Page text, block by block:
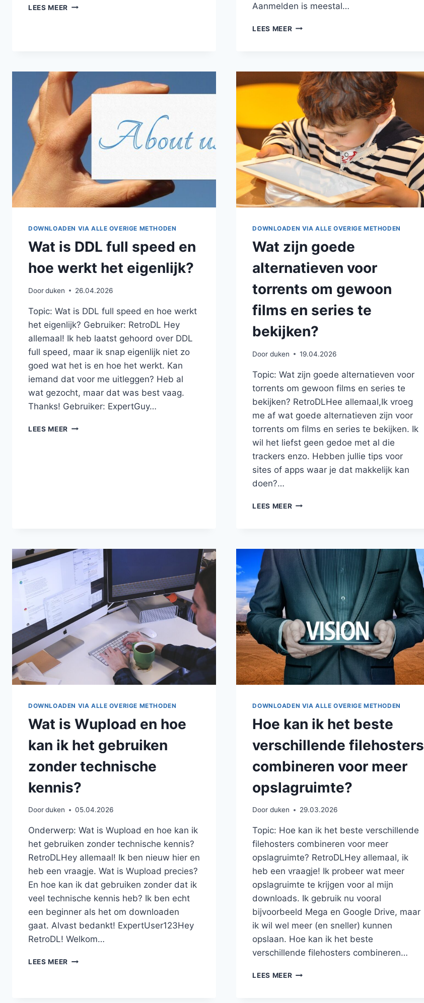
LEES MEER IS
HET
DOWNLOADEN
VAN
WAREZ?
Aanmelden is meestal…
LEES MEERHOE
OP
EEN
FORUM
EN
WAT
HEB
IK
DAARVOOR
NODIG?
DOWNLOADEN VIA ALLE OVERIGE METHODEN
Wat is DDL full speed en
hoe werkt het eigenlijk?
Doorduken 26.04.2026
Topic: Wat is DDL full speed en hoe werkt
het eigenlijk? Gebruiker: RetroDL Hey
allemaal! Ik heb laatst gehoord over DDL
full speed, maar ik snap eigenlijk niet zo
goed wat het is en hoe het werkt. Kan
iemand dat voor me uitleggen? Heb al
wat gezocht, maar dat was best vaag.
Thanks! Gebruiker: ExpertGuy…
LEES MEER WAT
DOWNLOADEN VIA ALLE OVERIGE METHODEN
Wat zijn goede
alternatieven voor
torrents om gewoon
films en series te
bekijken?
Door duken 19.04.2026
Topic: Wat zijn goede alternatieven voor
torrents om gewoon films en series te
bekijken? RetroDLHee allemaal,Ik vroeg
me af wat goede alternatieven zijn voor
torrents om films en series te bekijken. Ik
wil het liefst geen gedoe met al die
trackers enzo. Hebben jullie tips voor
sites of apps waar je dat makkelijk kan
doen?…
LEES MEERWAT
TORRENTS
OM
GEWOON
FILMS
TE
BEKIJKEN?
DOWNLOADEN VIA ALLE OVERIGE METHODEN
Wat is Wupload en hoe
kan ik het gebruiken
zonder technische
kennis?
Doorduken 05.04.2026
Onderwerp: Wat is Wupload en hoe kan ik
het gebruiken zonder technische kennis?
RetroDLHey allemaal! Ik ben nieuw hier en
heb een vraagje. Wat is Wupload precies?
En hoe kan ik dat gebruiken zonder dat ik
veel technische kennis heb? Ik ben echt
een beginner als het om downloaden
gaat. Alvast bedankt! ExpertUser123Hey
RetroDL! Welkom…
LEES MEER WAT
DOWNLOADEN VIA ALLE OVERIGE METHODEN
Hoe kan ik het beste
verschillende filehosters
combineren voor meer
opslagruimte?
Door duken 29.03.2026
Topic: Hoe kan ik het beste verschillende
filehosters combineren voor meer
opslagruimte? RetroDLHey allemaal, ik
heb een vraagje! Ik probeer wat meer
opslagruimte te krijgen voor al mijn
downloads. Ik gebruik nu vooral
bijvoorbeeld Mega en Google Drive, maar
ik wil wel meer (en sneller) kunnen
opslaan. Hoe kan ik het beste
verschillende filehosters combineren…
LEES MEERHOE